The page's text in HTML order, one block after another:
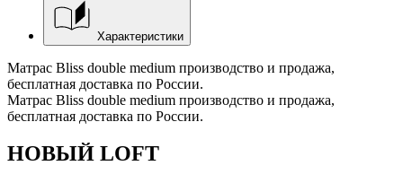
Характеристики
Матрас Bliss double medium производство и продажа,
бесплатная доставка по России.
Матрас Bliss double medium производство и продажа,
бесплатная доставка по России.
НОВЫЙ LOFT